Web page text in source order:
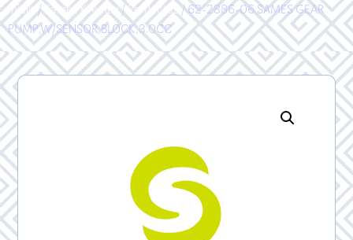
Inicio/Sames Kremlin/Productos/ 62-2886-06 SAMES GEAR
PUMP,W/SENSOR,BLOCK,3.0CC